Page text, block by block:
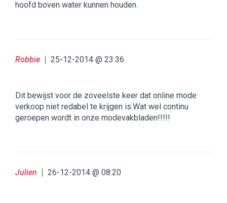
hoofd boven water kunnen houden.
Robbie 25-12-2014 @ 23:36
Dit bewijst voor de zoveelste keer dat online mode
verkoop niet redabel te krijgen is.Wat wel continu
geroepen wordt in onze modevakbladen!!!!!
Julien 26-12-2014 @ 08:20